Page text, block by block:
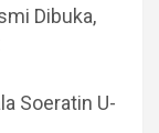
Dibuka,
Soeratin U-